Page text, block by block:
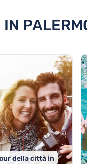
della città in